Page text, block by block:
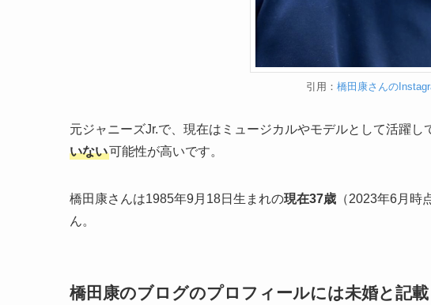
引用： 橋田康さんの
元ジャニーズJr.で、現在はミュージカルやモデルとして活躍し
いない可能性が高いです。
橋田康さんは1985年9月18日生まれの現在37歳 （2023年6月
ん。
橋田康のブログのプロフィールには未婚と記載